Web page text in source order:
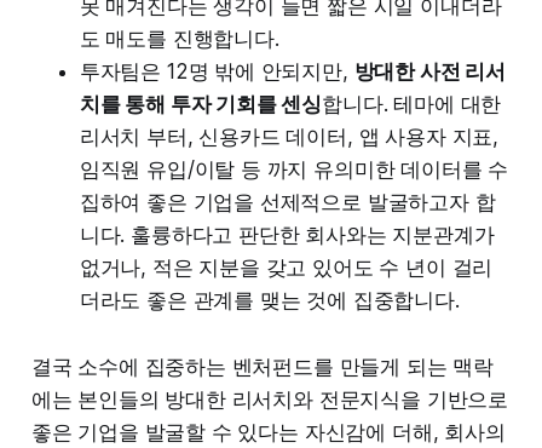
못 매겨진다는 생각이 들면 짧은 시일 이내더라
도 매도를 진행합니다.
투자팀은 12명 밖에 안되지만, 방대한 사전 리서
치를 통해 투자 기회를 센싱합니다. 테마에 대한
리서치 부터, 신용카드 데이터, 앱 사용자 지표,
임직원 유입/이탈 등 까지 유의미한 데이터를 수
집하여 좋은 기업을 선제적으로 발굴하고자 합
니다. 훌륭하다고 판단한 회사와는 지분관계가
없거나, 적은 지분을 갖고 있어도 수 년이 걸리
더라도 좋은 관계를 맺는 것에 집중합니다.
결국 소수에 집중하는 벤처펀드를 만들게 되는 맥락
에는 본인들의 방대한 리서치와 전문지식을 기반으로
좋은 기업을 발굴할 수 있다는 자신감에 더해, 회사의